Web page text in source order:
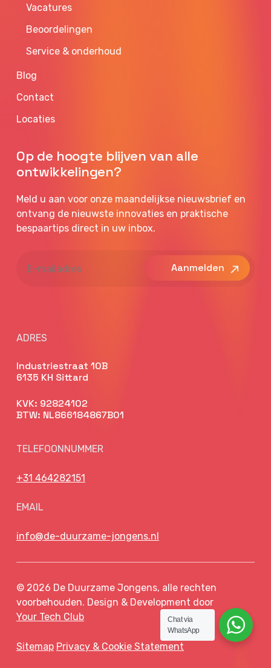
Vacatures
Beoordelingen
Service & onderhoud
Blog
Contact
Locaties
Op de hoogte blijven van alle
ontwikkelingen?
Meld u aan voor onze maandelijkse nieuwsbrief en
ontvang de nieuwste innovaties en praktische
bespaartips direct in uw inbox.
mailadres
ADRES
Industriestraat 10B
6135 KH Sittard
KVK: 92824102
BTW: NL866184867B01
TELEFOONNUMMER
+31 464282151
EMAIL
info@de-duurzame-jongens.nl
© 2026 De Duurzame Jongens, alle rechten
voorbehouden. Design & Development door
Your Tech Club
Sitemap Privacy & Cookie Statement
Chat via
WhatsApp